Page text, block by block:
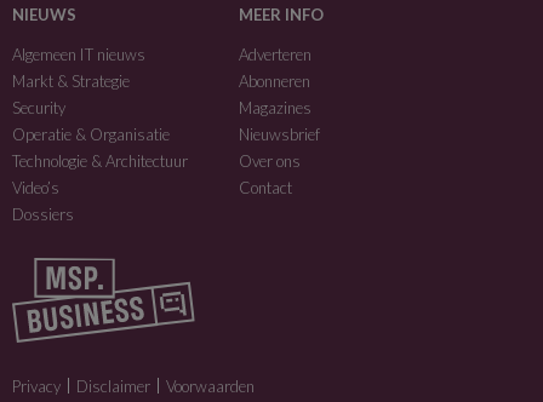
NIEUWS
Algemeen IT nieuws
Markt & Strategie
Security
Operatie & Organisatie
Technologie & Architectuur
Video’s
Dossiers
MEER INFO
Adverteren
Abonneren
Magazines
Nieuwsbrief
Over ons
Contact
Privacy Disclaimer Voorwaarden